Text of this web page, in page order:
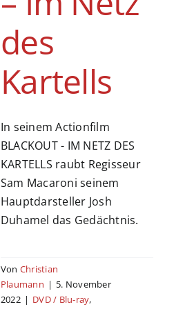
des
Kartells
In seinem Actionfilm
BLACKOUT - IM NETZ DES
KARTELLS raubt Regisseur
Sam Macaroni seinem
Hauptdarsteller Josh
Duhamel das Gedächtnis.
Von Christian
Plaumann | 5. November
2022 | DVD / Blu-ray,